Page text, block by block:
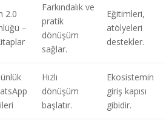
2.0
–
Farkındalık ve
pratik
dönüşüm
sağlar.
Eğitimleri,
atölyeleri
destekler.
Hızlı
dönüşüm
başlatır.
Ekosistemin
giriş kapısı
gibidir.